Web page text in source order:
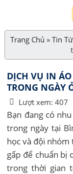
Trang Chủ » Tin
DỊCH VỤ IN
TRONG NGÀY
Lượt xem: 407
Bạn đang có
trong ngày tại
học và đội nhóm
gấp để chuẩn bị
trong thời gian